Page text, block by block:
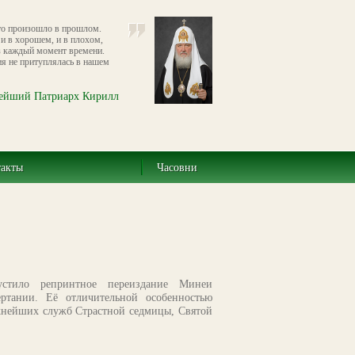
произошло в прошлом.
в хорошем, и в плохом,
каждый момент времени.
не притуплялась в нашем
Патриарх Кирилл
Часовни
репринтное переиздание Минеи
Её отличительной особенностью
служб Страстной седмицы, Святой